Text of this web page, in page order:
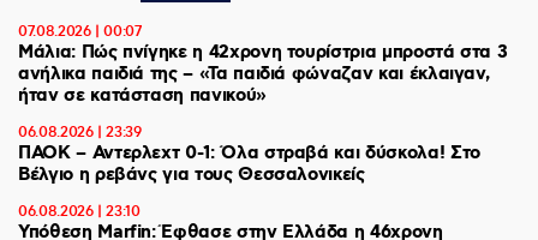
07.08.2026 | 00:07
Μάλια: Πώς πνίγηκε η 42χρονη τουρίστρια μπροστά στα 3
ανήλικα παιδιά της – «Τα παιδιά φώναζαν και έκλαιγαν,
ήταν σε κατάσταση πανικού»
06.08.2026 | 23:39
ΠΑΟΚ – Αντερλεχτ 0-1: Όλα στραβά και δύσκολα! Στο
Βέλγιο η ρεβάνς για τους Θεσσαλονικείς
06.08.2026 | 23:10
Υπόθεση Marfin: Έφθασε στην Ελλάδα η 46χρονη